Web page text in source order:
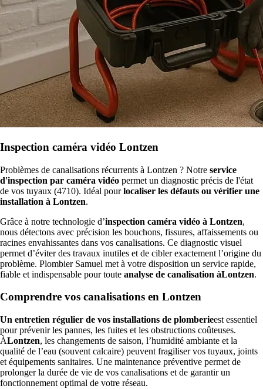
Inspection caméra vidéo Lontzen
Problèmes de canalisations récurrents à Lontzen ? Notre service
d'inspection par caméra vidéo permet un diagnostic précis de l'état
de vos tuyaux (4710). Idéal pourlocaliser les défauts ou vérifier une
installation à Lontzen.
Grâce à notre technologie d’inspection caméra vidéo à Lontzen,
nous détectons avec précision les bouchons, fissures, affaissements ou
racines envahissantes dans vos canalisations. Ce diagnostic visuel
permet d’éviter des travaux inutiles et de cibler exactement l’origine du
problème. Plombier Samuel met à votre disposition un service rapide,
fiable et indispensable pour toute analyse de canalisation àLontzen.
Comprendre vos canalisations en Lontzen
Un entretien régulier de vos installations de plomberieest essentiel
pour prévenir les pannes, les fuites et les obstructions coûteuses.
ÀLontzen, les changements de saison, l’humidité ambiante et la
qualité de l’eau (souvent calcaire) peuvent fragiliser vos tuyaux, joints
et équipements sanitaires. Une maintenance préventive permet de
prolonger la durée de vie de vos canalisations et de garantir un
fonctionnement optimal de votre réseau.